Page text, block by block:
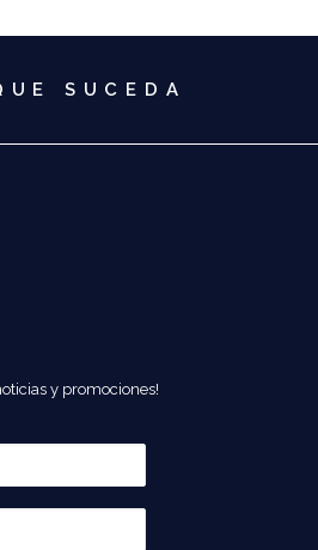
SUCEDA
y promociones!